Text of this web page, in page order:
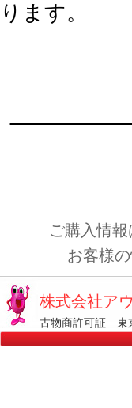
ります。
ご購入情
お客様
株式会社ア
古物商許可証 東